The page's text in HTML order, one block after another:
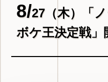
8/27（木）「
ボケ王決定戦」